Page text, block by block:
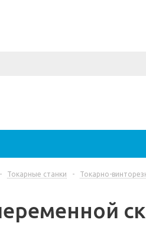
- Токарные станки - Токарно-